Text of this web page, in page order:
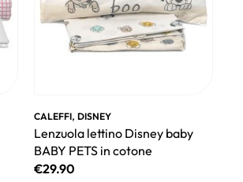
CALEFFI,DISNEY
Lenzuola lettino Disney baby
BABY PETS in cotone
€29.90